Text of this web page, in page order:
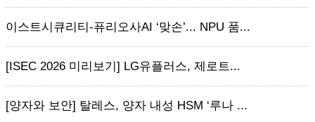
이스트시큐리티-퓨리오사AI ‘맞손’... NPU 품...
[ISEC 2026 미리보기] LG유플러스, 제로트...
[양자와 보안] 탈레스, 양자 내성 HSM ‘루나 ...